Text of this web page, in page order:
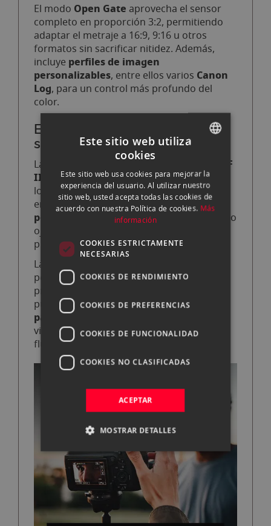
El modo Open Gate aprovecha el sensor
completo en proporción 3:2, permitiendo
adaptar el metraje a 16:9, 9:16 u otros
formatos sin sacrificar nitidez. Además,
incluye perfiles de imagen
personalizables, entre ellos varios Canon
Log, para un control más profundo del
color.
Enfoque inteligente: tu sujeto
siempre nítido
La EOS R6 V incorpora Dual Pixel CMOS AF
II
, con un rango de trabajo deEV -6.5 a 21
lo que garantiza un enfoque fiable incluso
en escenas muy oscuras. Reconoce
personas, animales y vehículos
, siguiendo
ojos, rostros, cabezas y cuerpos con
precisión quirúrgica.
La función
permite registrar hasta10 sujetos
priorizar su enfoque. Y para grabación a
pulso, elIBIS de 5 ejesofrece hasta
pasos de estabilización
vibraciones y logrando tomas mucho más
fluidas.
ENGLISH
CATALAN
Este sitio web utiliza
cookies
Este sitio web usa cookies para mejorar la
experiencia del usuario. Al utilizar nuestro
sitio web, usted acepta todas las cookies de
acuerdo con nuestra Política de cookies. Más
información
COOKIES ESTRICTAMENTE
NECESARIAS
COOKIES DE RENDIMIENTO
COOKIES DE PREFERENCIAS
COOKIES DE FUNCIONALIDAD
COOKIES NO CLASIFICADAS
ACEPTAR
MOSTRAR DETALLES